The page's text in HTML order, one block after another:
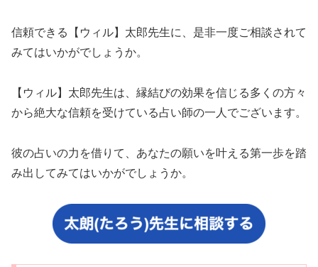
信頼できる【ウィル】太郎先生に、是非一度ご相談されて
みてはいかがでしょうか。
【ウィル】太郎先生は、縁結びの効果を信じる多くの方々
から絶大な信頼を受けている占い師の一人でございます。
彼の占いの力を借りて、あなたの願いを叶える第一歩を踏
み出してみてはいかがでしょうか。